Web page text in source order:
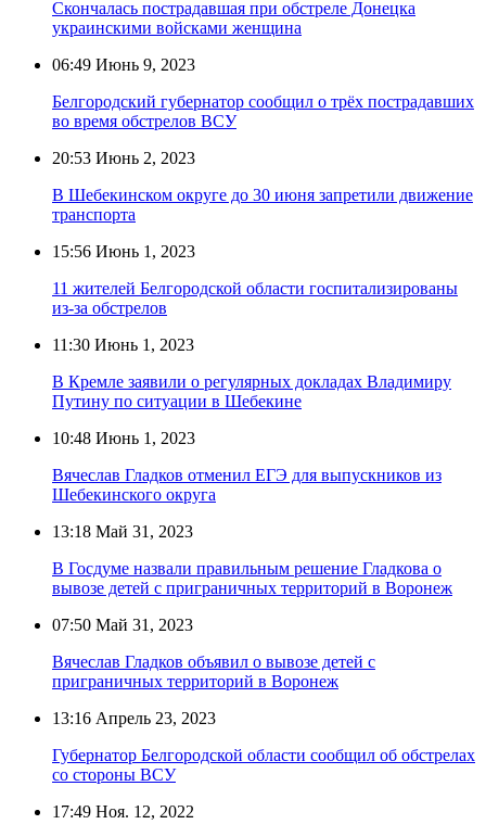
Скончалась пострадавшая при обстреле Донецка
украинскими войсками женщина
06:49 Июнь 9, 2023
Белгородский губернатор сообщил о трёх пострадавших
во время обстрелов ВСУ
20:53 Июнь 2, 2023
В Шебекинском округе до 30 июня запретили движение
транспорта
15:56 Июнь 1, 2023
11 жителей Белгородской области госпитализированы
из-за обстрелов
11:30 Июнь 1, 2023
В Кремле заявили о регулярных докладах Владимиру
Путину по ситуации в Шебекине
10:48 Июнь 1, 2023
Вячеслав Гладков отменил ЕГЭ для выпускников из
Шебекинского округа
13:18 Май 31, 2023
В Госдуме назвали правильным решение Гладкова о
вывозе детей с приграничных территорий в Воронеж
07:50 Май 31, 2023
Вячеслав Гладков объявил о вывозе детей с
приграничных территорий в Воронеж
13:16 Апрель 23, 2023
Губернатор Белгородской области сообщил об обстрелах
со стороны ВСУ
17:49 Ноя. 12, 2022